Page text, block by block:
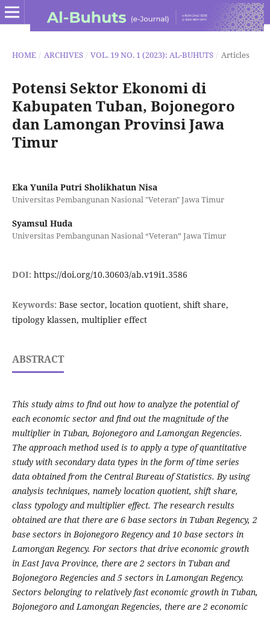
HOME / ARCHIVES / VOL. 19 NO. 1 (2023): AL-BUHUTS / Articles
Potensi Sektor Ekonomi di
Kabupaten Tuban, Bojonegoro
dan Lamongan Provinsi Jawa
Timur
Eka Yunila Putri Sholikhatun Nisa
Universitas Pembangunan Nasional "Veteran" Jawa Timur
Syamsul Huda
Universitas Pembangunan Nasional “Veteran” Jawa Timur
DOI: https://doi.org/10.30603/ab.v19i1.3586
Keywords: Base sector, location quotient, shift share,
tipology klassen, multiplier effect
ABSTRACT
This study aims to find out how to analyze the potential of
each economic sector and find out the magnitude of the
multiplier in Tuban, Bojonegoro and Lamongan Regencies.
The approach method used is to apply a type of quantitative
study with secondary data types in the form of time series
data obtained from the Central Bureau of Statistics. By using
analysis techniques, namely location quotient, shift share,
class typology and multiplier effect. The research results
obtained are that there are 6 base sectors in Tuban Regency, 2
base sectors in Bojonegoro Regency and 10 base sectors in
Lamongan Regency. For sectors that drive economic growth
in East Java Province, there are 2 sectors in Tuban and
Bojonegoro Regencies and 5 sectors in Lamongan Regency.
Sectors belonging to relatively fast economic growth in Tuban,
Bojonegoro and Lamongan Regencies, there are 2 economic